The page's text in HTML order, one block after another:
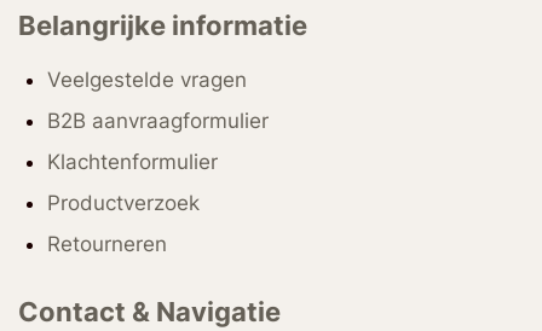
Belangrijke informatie
Veelgestelde vragen
B2B aanvraagformulier
Klachtenformulier
Productverzoek
Retourneren
Contact & Navigatie